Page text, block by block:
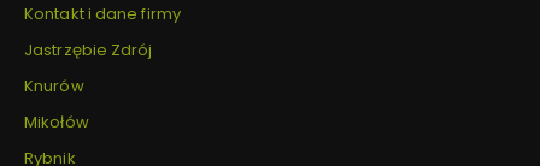
Kontakt i dane firmy
Jastrzębie Zdrój
Knurów
Mikołów
Rybnik